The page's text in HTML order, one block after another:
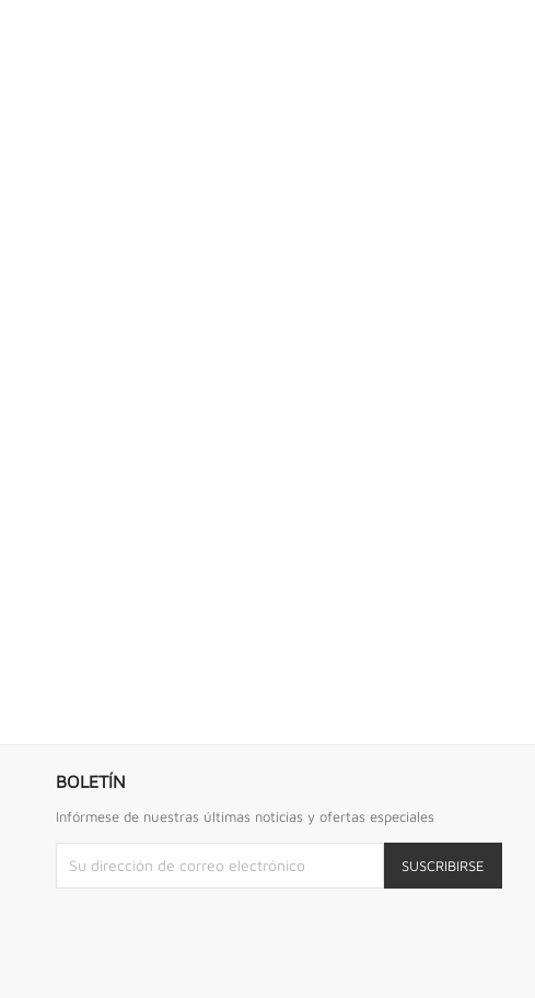
BOLETÍN
Infórmese de nuestras últimas noticias y ofertas especiales